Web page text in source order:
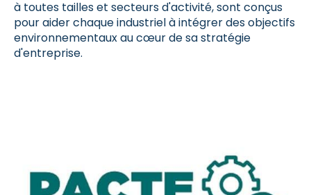
à toutes tailles et secteurs d'activité, sont conçus
pour aider chaque industriel à intégrer des objectifs
environnementaux au cœur de sa stratégie
d'entreprise.